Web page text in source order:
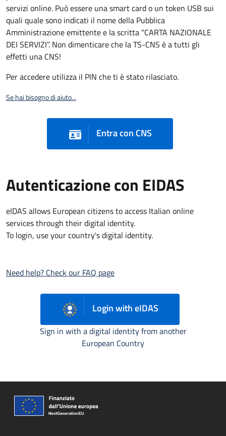
servizi online. Può essere una smart card o un token USB sui
quali quale sono indicati il nome della Pubblica
Amministrazione emittente e la scritta “CARTA NAZIONALE
DEI SERVIZI”. Non dimenticare che la TS-CNS è a tutti gli
effetti una CNS!
Per accedere utilizza il PIN che ti è stato rilasciato.
Se hai bisogno di aiuto...
Entra con CNS
Autenticazione con EIDAS
eIDAS allows European citizens to access Italian online
services through their digital identity.
To login, use your country's digital identity.
Need help? Check our FAQ page
Login with eIDAS
Sign in with a digital identity from another
European Country